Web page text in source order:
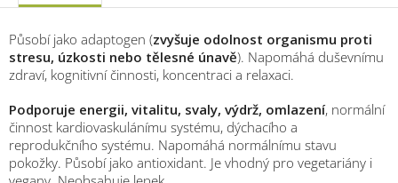
Působí jako adaptogen (zvyšuje odolnost organismu proti
stresu, úzkosti nebo tělesné únavě). Napomáhá duševnímu
zdraví, kognitivní činnosti, koncentraci a relaxaci.
Podporuje energii, vitalitu, svaly, výdrž, omlazení, normální
činnost kardiovaskulánímu systému, dýchacího a
reprodukčního systému. Napomáhá normálnímu stavu
pokožky. Působí jako antioxidant. Je vhodný pro vegetariány i